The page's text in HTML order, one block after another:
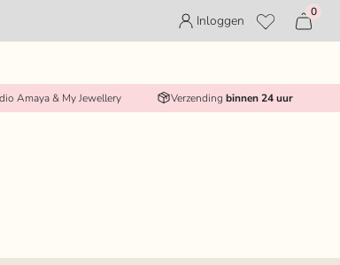
Inloggen
0
Amaya & My Jewellery Verzending binnen 24 uur